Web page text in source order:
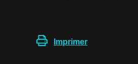
Imprimer